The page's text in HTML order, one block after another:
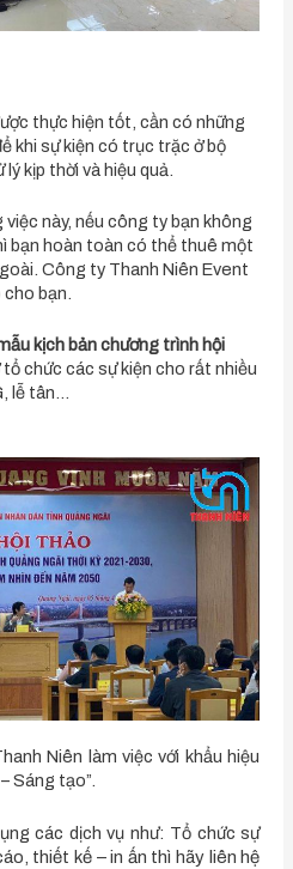
thực hiện tốt, cần có những
khi sự kiện có trục trặc ở bộ
kịp thời và hiệu quả.
này, nếu công ty bạn không
bạn hoàn toàn có thể thuê một
Công ty Thanh Niên Event
bạn.
kịch bản chương trình hội
chức các sự kiện cho rất nhiều
lễ tân…
Niên làm việc với khẩu hiệu
Sáng tạo”.
các dịch vụ như: Tổ chức sự
thiết kế – in ấn thì hãy liên hệ